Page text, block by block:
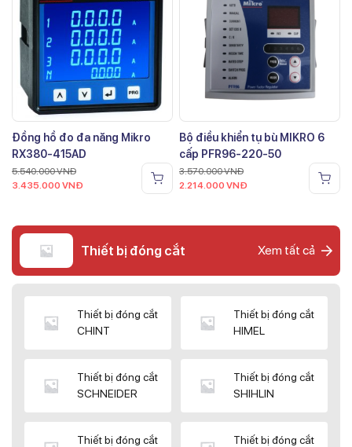
Đồng hồ đo đa năng Mikro
RX380-415AD
5.540.000VNĐ
3.435.000 VNĐ
Bộ điều khiển tụ bù MIKRO 6
cấp PFR96-220-50
3.570.000VNĐ
2.214.000 VNĐ
Thiết bị đóng cắt Xem tất cả
Thiết bị đóng cắt
CHINT
Thiết bị đóng cắt
HIMEL
Thiết bị đóng cắt
SCHNEIDER
Thiết bị đóng cắt
SHIHLIN
Thiết bị đóng cắt
Thiết bị đóng cắt